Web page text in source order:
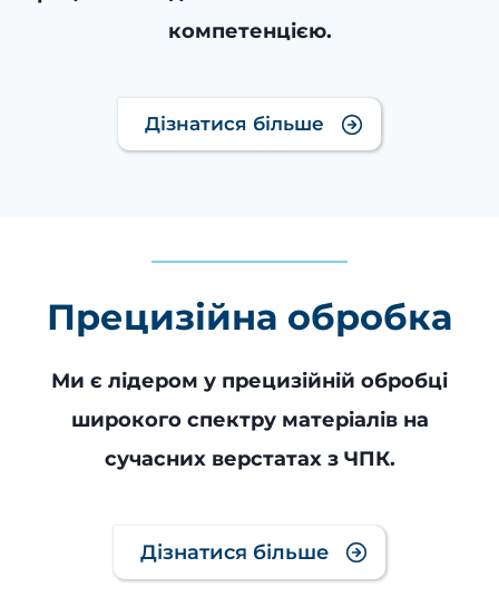
компетенцією.
Дізнатися більше
Прецизійна обробка
Ми є лідером у прецизійній обробці
широкого спектру матеріалів на
сучасних верстатах з ЧПК.
Дізнатися більше